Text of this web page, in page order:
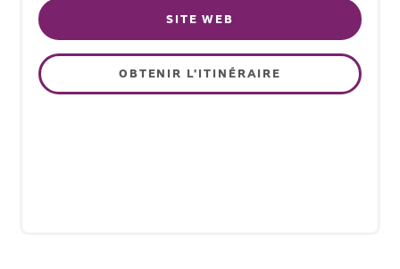
SITE WEB
OBTENIR L'ITINÉRAIRE